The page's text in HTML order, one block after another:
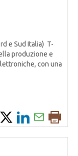
e Sud Italia) T-
produzione e
con una